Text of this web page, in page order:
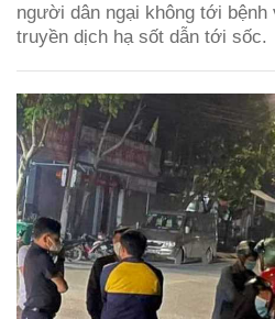
người dân ngại không tới
truyền dịch hạ sốt dẫn tới sốc.